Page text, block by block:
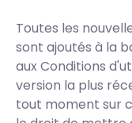
Toutes les
sont ajoutés à la
aux Conditions
version la plus
tout moment sur